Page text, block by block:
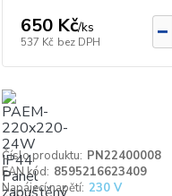
650 Kč/ks
537 Kč bez DPH
Číslo produktu: PN22400008
EAN kód: 8595216623409
Napájecí napětí: 230 V